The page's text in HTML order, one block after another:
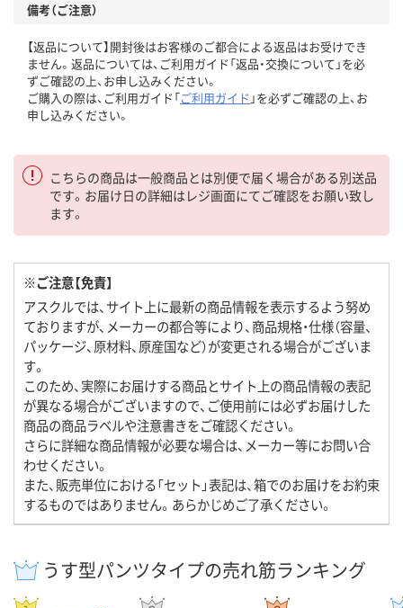
備考（ご注意）
【返品について】開封後はお客様のご都合による返品はお受けでき
ません。返品については、ご利用ガイド「返品・交換について」を必
ずご確認の上、お申し込みください。
ご購入の際は、ご利用ガイド「ご利用ガイド 」を必ずご確認の上、お
申し込みください。
こちらの商品は一般商品とは別便で届く場合がある別送品
です。お届け日の詳細はレジ画面にてご確認をお願い致し
ます。
※ご注意【免責】
アスクルでは、サイト上に最新の商品情報を表示するよう努め
ておりますが、メーカーの都合等により、商品規格・仕様（容量、
パッケージ、原材料、原産国など）が変更される場合がございま
す。
このため、実際にお届けする商品とサイト上の商品情報の表記
が異なる場合がございますので、ご使用前には必ずお届けした
商品の商品ラベルや注意書きをご確認ください。
さらに詳細な商品情報が必要な場合は、メーカー等にお問い合
わせください。
また、販売単位における「セット」表記は、箱でのお届けをお約束
するものではありません。あらかじめご了承ください。
うす型パンツタイプの売れ筋ランキング